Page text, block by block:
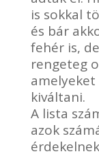
is sokkal
és bár
fehér is,
rengeteg
kiváltani.
A lista
azok